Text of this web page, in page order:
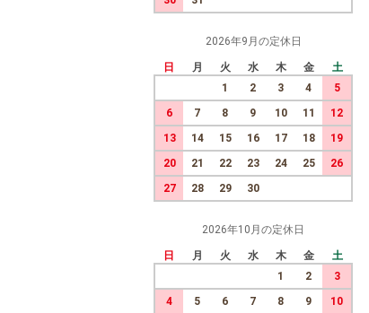
2026年9月の定休日
日 月 火 水 木 金
土
1
2 3 4
5
6
7 8 9 10 11
12
13
14 15 16 17 18
19
20
21 22 23 24 25
26
27
28 29 30
2026年10月の定休日
日 月 火 水 木 金
土
1
2
3
4
5 6 7 8 9 10